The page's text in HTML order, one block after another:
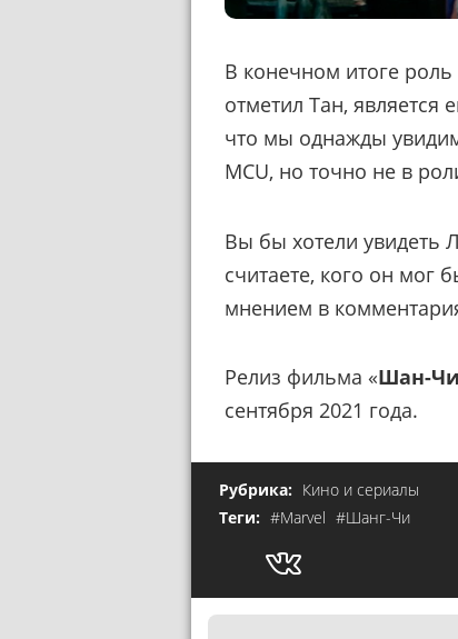
В конечном итоге
отметил Тан, является
что мы однажды
MCU, но точно не в
Вы бы хотели увидеть
считаете, кого он мог
мнением в
Релиз фильма «Шан-Чи
сентября 2021 года.
Рубрика: Кино и сериалы
Теги: #Marvel #Шанг-Чи